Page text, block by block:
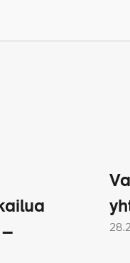
3 395
viihtyisiä
sijaitsevat kolmella